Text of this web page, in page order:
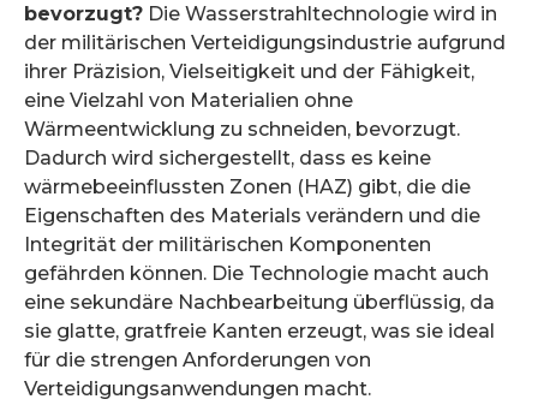
bevorzugt? Die Wasserstrahltechnologie wird in
der militärischen Verteidigungsindustrie aufgrund
ihrer Präzision, Vielseitigkeit und der Fähigkeit,
eine Vielzahl von Materialien ohne
Wärmeentwicklung zu schneiden, bevorzugt.
Dadurch wird sichergestellt, dass es keine
wärmebeeinflussten Zonen (HAZ) gibt, die die
Eigenschaften des Materials verändern und die
Integrität der militärischen Komponenten
gefährden können. Die Technologie macht auch
eine sekundäre Nachbearbeitung überflüssig, da
sie glatte, gratfreie Kanten erzeugt, was sie ideal
für die strengen Anforderungen von
Verteidigungsanwendungen macht.